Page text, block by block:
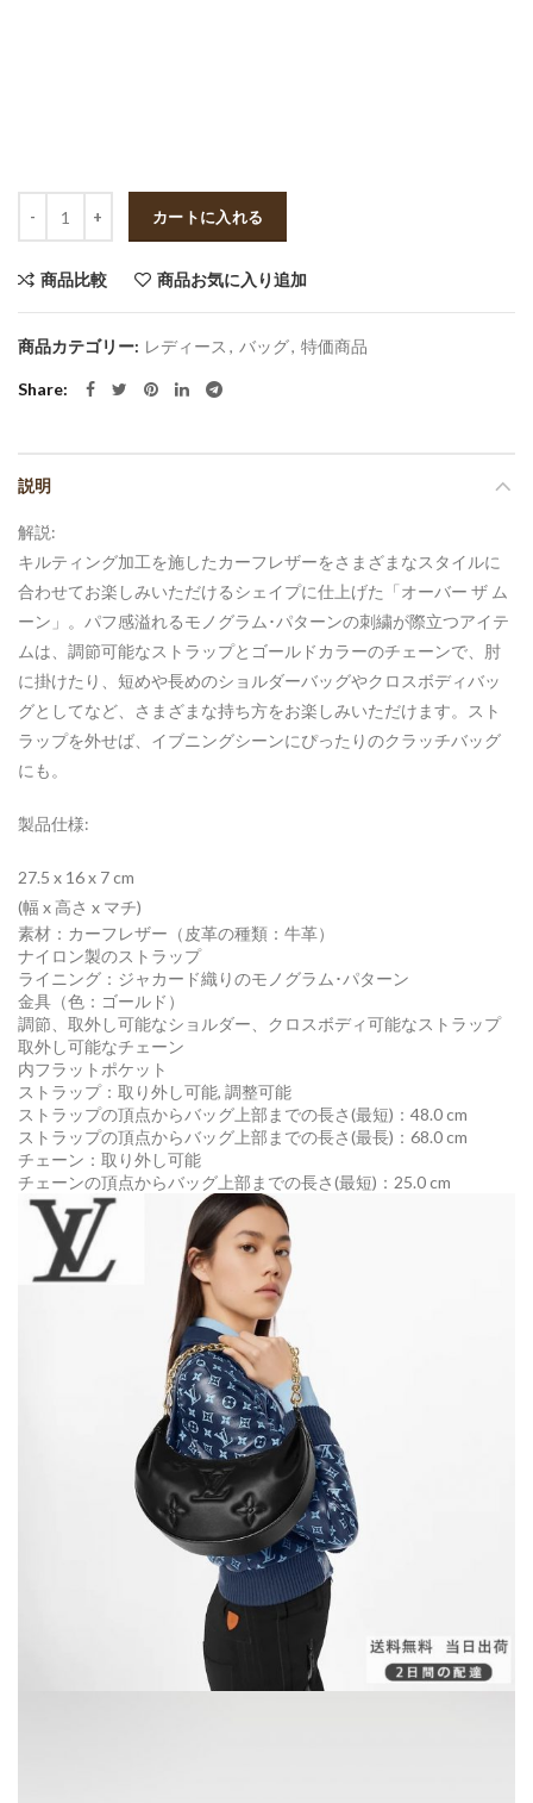
カートに入れる
商品比較 商品お気に入り追加
商品カテゴリー: レディース , バッグ, 特価商品
Share
説明
解説:
キルティング加工を施したカーフレザーをさまざまなスタイルに
合わせてお楽しみいただけるシェイプに仕上げた「オーバー ザ ム
ーン」。パフ感溢れるモノグラム･パターンの刺繍が際立つアイテ
ムは、調節可能なストラップとゴールドカラーのチェーンで、肘
に掛けたり、短めや長めのショルダーバッグやクロスボディバッ
グとしてなど、さまざまな持ち方をお楽しみいただけます。スト
ラップを外せば、イブニングシーンにぴったりのクラッチバッグ
にも。
製品仕様:
27.5 x 16 x 7cm
(幅 x 高さ x マチ)
素材：カーフレザー（皮革の種類：牛革）
ナイロン製のストラップ
ライニング：ジャカード織りのモノグラム･パターン
金具（色：ゴールド）
調節、取外し可能なショルダー、クロスボディ可能なストラップ
取外し可能なチェーン
内フラットポケット
ストラップ：取り外し可能, 調整可能
ストラップの頂点からバッグ上部までの長さ(最短)：48.0 cm
ストラップの頂点からバッグ上部までの長さ(最長)：68.0 cm
チェーン：取り外し可能
チェーンの頂点からバッグ上部までの長さ(最短)：25.0 cm